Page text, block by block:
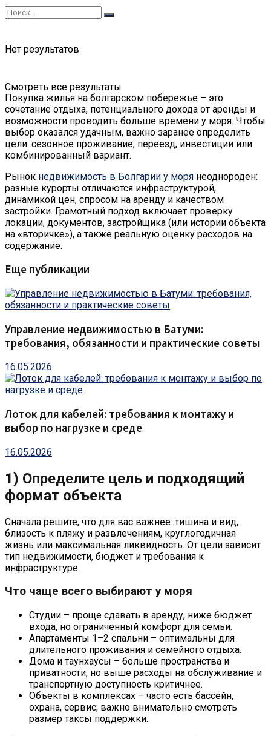
Нет результатов
Смотреть все результаты
Покупка жилья на болгарском побережье – это
сочетание отдыха, потенциального дохода от аренды и
возможности проводить больше времени у моря. Чтобы
выбор оказался удачным, важно заранее определить
цели: сезонное проживание, переезд, инвестиции или
комбинированный вариант.
Рынок недвижимость в Болгарии у моря неоднороден:
разные курорты отличаются инфраструктурой,
динамикой цен, спросом на аренду и качеством
застройки. Грамотный подход включает проверку
локации, документов, застройщика (или истории объекта
на «вторичке»), а также реальную оценку расходов на
содержание.
Еще публикации
Управление недвижимостью в Батуми:
требования, обязанности и практические советы
16.05.2026
Лоток для кабелей: требования к монтажу и
выбор по нагрузке и среде
16.05.2026
1) Определите цель и подходящий
формат объекта
Сначала решите, что для вас важнее: тишина и вид,
близость к пляжу и развлечениям, круглогодичная
жизнь или максимальная ликвидность. От цели зависит
тип недвижимости, бюджет и требования к
инфраструктуре.
Что чаще всего выбирают у моря
Студии – проще сдавать в аренду, ниже бюджет
входа, но ограниченный комфорт для семьи.
Апартаменты 1–2 спальни – оптимальны для
длительного проживания и семейного отдыха.
Дома и таунхаусы – больше пространства и
приватности, но выше расходы на обслуживание и
транспортную доступность критичнее.
Объекты в комплексах – часто есть бассейн,
охрана, сервис; важно внимательно смотреть
размер таксы поддержки.